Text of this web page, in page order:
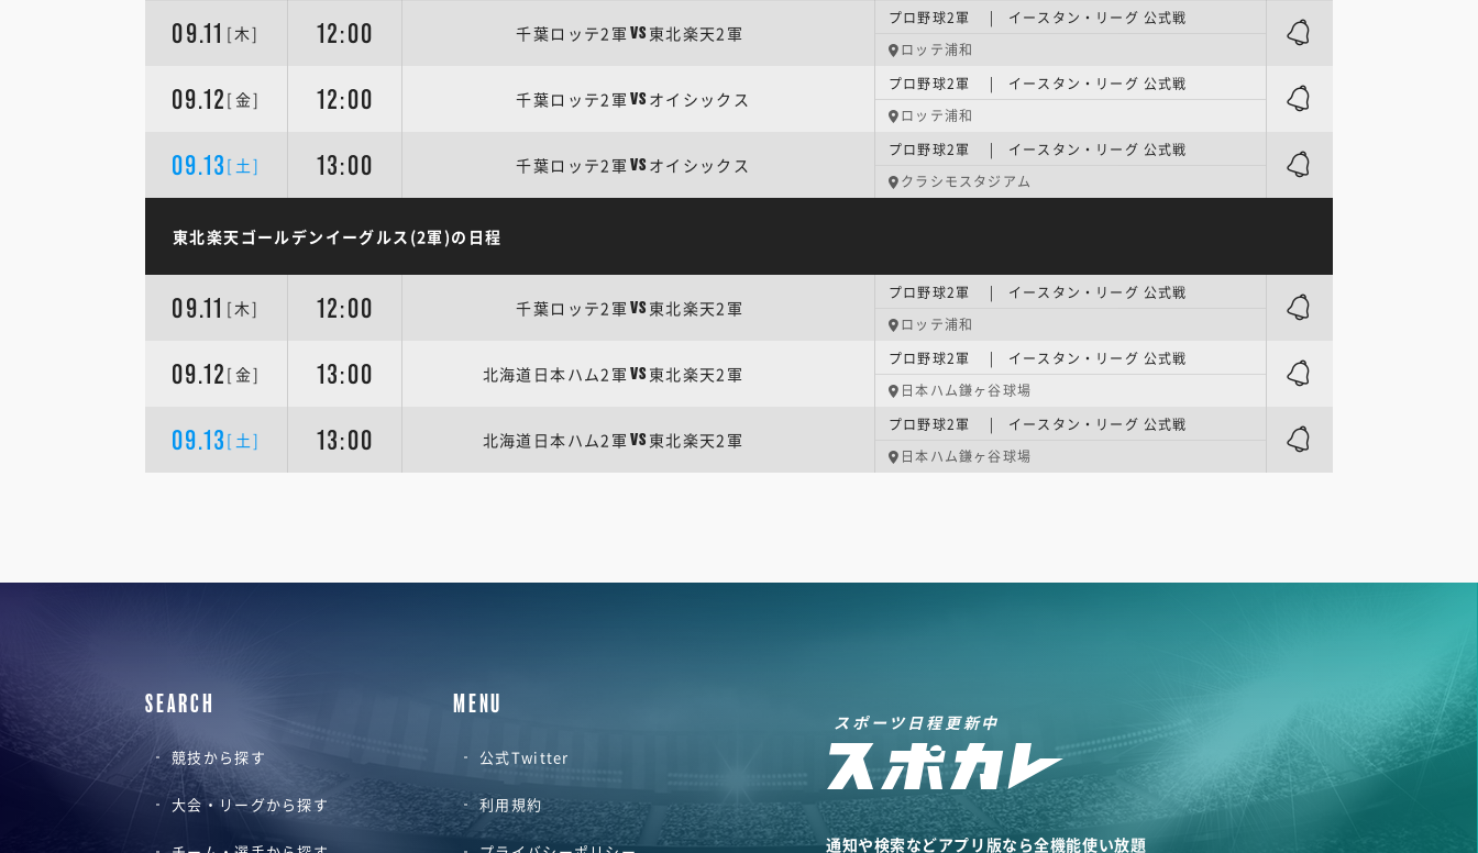
09.11 [木] 12:00 千葉ロッテ2軍VS 東北楽天2軍
プロ野球2軍 | イースタン・リーグ 公式戦
ロッテ浦和
09.12 [金] 12:00 千葉ロッテ2軍VS オイシックス
プロ野球2軍 | イースタン・リーグ 公式戦
ロッテ浦和
09.13 [土] 13:00 千葉ロッテ2軍VS オイシックス
プロ野球2軍 | イースタン・リーグ 公式戦
クラシモスタジアム
東北楽天ゴールデンイーグルス(2軍)の日程
09.11 [木] 12:00 千葉ロッテ2軍VS 東北楽天2軍
プロ野球2軍 | イースタン・リーグ 公式戦
ロッテ浦和
09.12 [金] 13:00 北海道日本ハム2軍VS 東北楽天2軍
プロ野球2軍 | イースタン・リーグ 公式戦
日本ハム鎌ヶ谷球場
09.13 [土] 13:00 北海道日本ハム2軍VS 東北楽天2軍
プロ野球2軍 | イースタン・リーグ 公式戦
日本ハム鎌ヶ谷球場
SEARCH
競技から探す
大会・リーグから探す
MENU
公式Twitter
利用規約
スポーツ日程更新中
通知や検索などアプリ版なら全機能使い放題